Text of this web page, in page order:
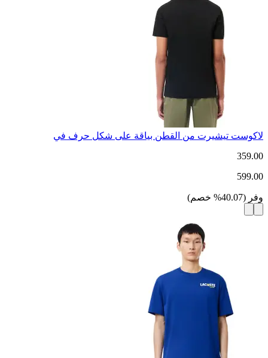
لاكوست تيشيرت من القطن بياقة على شكل حرف في
359.00
599.00
وفر (
40.07
% خصم)